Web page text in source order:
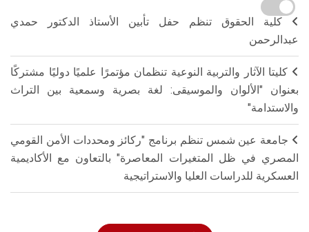
كلية الحقوق تنظم حفل تأبين الأستاذ الدكتور حمدي
عبدالرحمن
كليتا الآثار والتربية النوعية تنظمان مؤتمرًا علميًا دوليًا مشتركًا
بعنوان "الألوان والموسيقى: لغة بصرية وسمعية بين التراث
والاستدامة"
جامعة عين شمس تنظم برنامج "ركائز ومحددات الأمن القومي
المصري في ظل المتغيرات المعاصرة" بالتعاون مع الأكاديمية
العسكرية للدراسات العليا والاستراتيجية